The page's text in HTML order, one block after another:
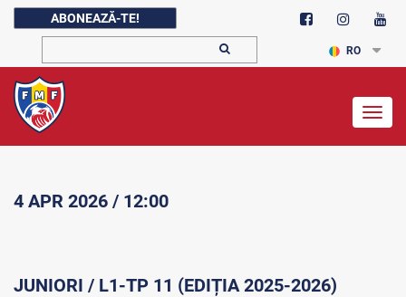
ABONEAZĂ-TE!
RO
4 APR 2026 / 12:00
JUNIORI / L1-TP 11 (EDIȚIA 2025-2026)